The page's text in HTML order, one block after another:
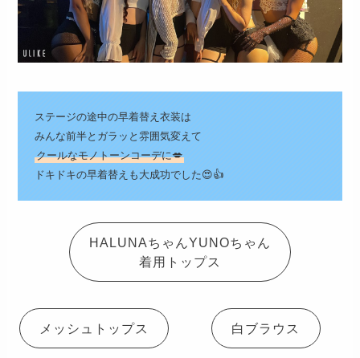
ステージの途中の早着替え衣装は
みんな前半とガラッと雰囲気変えて
クールなモノトーンコーデに💋
ドキドキの早着替えも大成功でした😍👍
HALUNAちゃんYUNOちゃん
着用トップス
メッシュトップス 白ブラウス